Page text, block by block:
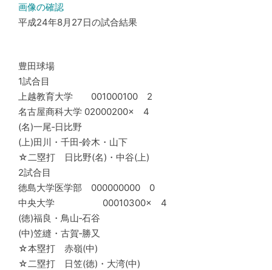
画像の確認
平成24年8月27日の試合結果
豊田球場
1試合目
上越教育大学 001000100 2
名古屋商科大学 02000200× 4
(名)一尾‐日比野
(上)田川・千田‐鈴木・山下
☆二塁打 日比野(名)・中谷(上)
2試合目
徳島大学医学部 000000000 0
中央大学 00010300× 4
(徳)福良・鳥山‐石谷
(中)笠縫・古賀‐勝又
☆本塁打 赤嶺(中)
☆二塁打 日笠(徳)・大湾(中)